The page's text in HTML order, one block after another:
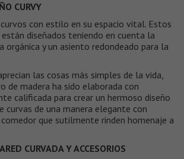
CURVY
con estilo en su espacio vital. Estos
diseñados teniendo en cuenta la
orgánica y un asiento redondeado para la
las cosas más simples de la vida,
de madera ha sido elaborada con
calificada para crear un hermoso diseño
curvas de una manera elegante con
que sutilmente rinden homenaje a
CURVADA Y ACCESORIOS